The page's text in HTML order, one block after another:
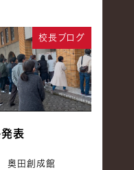
校長ブログ
表
奥田創成館